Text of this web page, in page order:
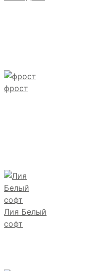
фрост
Лия Белый
софт